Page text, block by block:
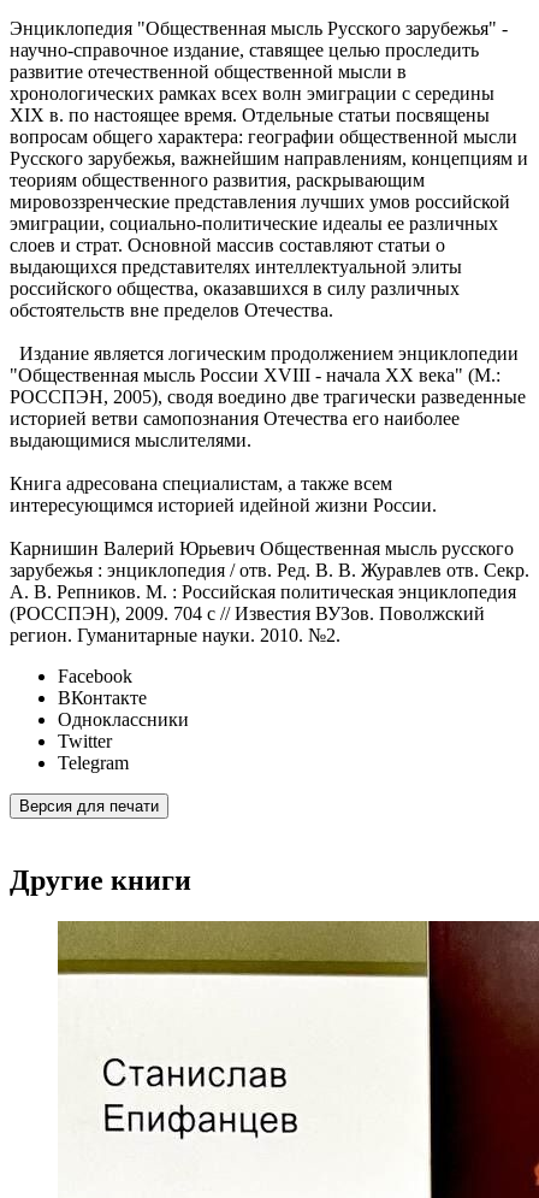
Энциклопедия "Общественная мысль Русского зарубежья" -
научно-справочное издание, ставящее целью проследить
развитие отечественной общественной мысли в
хронологических рамках всех волн эмиграции с середины
XIX в. по настоящее время. Отдельные статьи посвящены
вопросам общего характера: географии общественной мысли
Русского зарубежья, важнейшим направлениям, концепциям и
теориям общественного развития, раскрывающим
мировоззренческие представления лучших умов российской
эмиграции, социально-политические идеалы ее различных
слоев и страт. Основной массив составляют статьи о
выдающихся представителях интеллектуальной элиты
российского общества, оказавшихся в силу различных
обстоятельств вне пределов Отечества.
Издание является логическим продолжением энциклопедии
"Общественная мысль России XVIII - начала XX века" (М.:
РОССПЭН, 2005), сводя воедино две трагически разведенные
историей ветви самопознания Отечества его наиболее
выдающимися мыслителями.
Книга адресована специалистам, а также всем
интересующимся историей идейной жизни России.
Карнишин Валерий Юрьевич Общественная мысль русского
зарубежья : энциклопедия / отв. Ред. В. В. Журавлев отв. Секр.
А. В. Репников. М. : Российская политическая энциклопедия
(РОССПЭН), 2009. 704 с // Известия ВУЗов. Поволжский
регион. Гуманитарные науки. 2010. №2.
Facebook
ВКонтакте
Одноклассники
Twitter
Telegram
Версия для печати
Другие книги